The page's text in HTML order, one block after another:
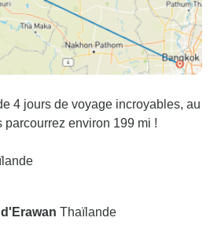
4 jours de voyage incroyables, au
environ 199 mi !
Thaïlande